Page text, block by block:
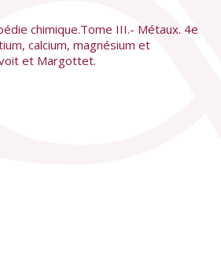
chimique.Tome III.- Métaux. 4e
calcium, magnésium et
et Margottet.